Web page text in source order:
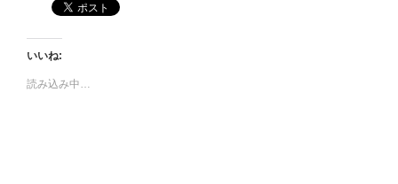
いいね:
読み込み中…